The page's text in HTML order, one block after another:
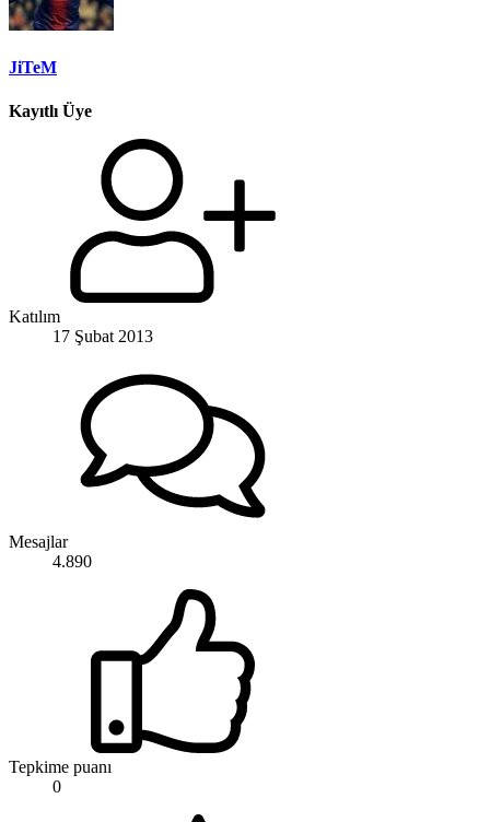
JiTeM
Kayıtlı Üye
Katılım
17 Şubat 2013
Mesajlar
4.890
Tepkime puanı
0